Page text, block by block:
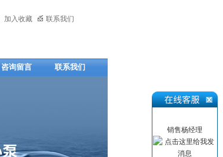
加入收藏 联系我们
咨询留言 联系我们
销售杨经理